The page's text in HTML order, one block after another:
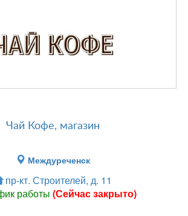
Чай Кофе, магазин
Междуреченск
пр-кт. Строителей, д. 11
работы (Сейчас закрыто)